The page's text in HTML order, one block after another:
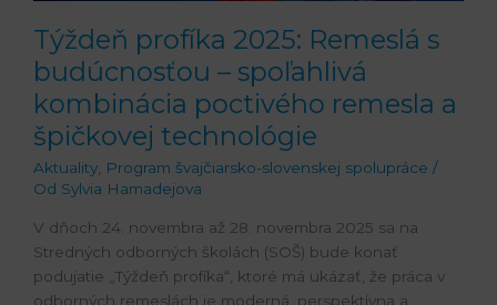
Týždeň profíka 2025: Remeslá s
budúcnosťou – spoľahlivá
kombinácia poctivého remesla a
špičkovej technológie
Aktuality Program švajčiarsko-slovenskej spolupráce /
Od Sylvia Hamadejova
V dňoch 24. novembra až 28. novembra 2025 sa na
Stredných odborných školách (SOŠ) bude konať
podujatie „Týždeň profíka“, ktoré má ukázať, že práca v
odborných remeslách je moderná, perspektívna a
a
špičkovej
technológie